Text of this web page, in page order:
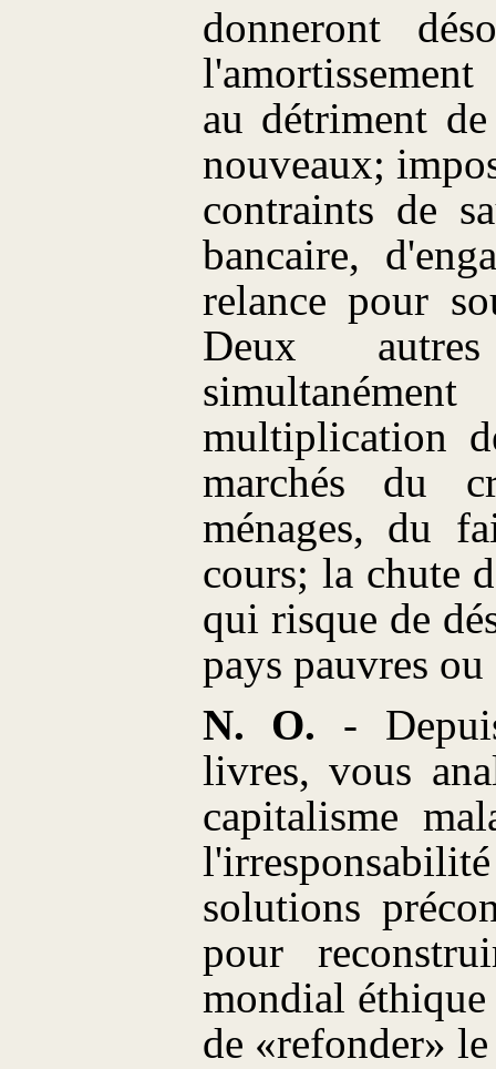
donneront
au détriment
nouveaux;
contraints de
bancaire,
relance pour
Deux
multiplication
marchés du
ménages, du
cours; la chute
qui risque de
pays pauvres ou
N. O. -
livres, vous
capitalisme
solutions
pour
mondial
de «refonder»